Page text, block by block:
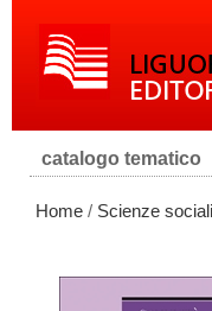
catalogo tematico
Home / Scienze sociali